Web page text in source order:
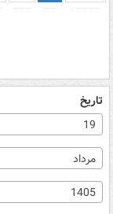
تاریخ
19
مرداد
1405